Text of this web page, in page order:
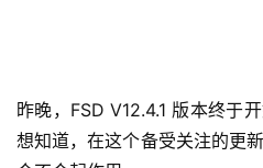
昨晚，FSD V12.4.1 版本终于
想知道，在这个备受关注的更